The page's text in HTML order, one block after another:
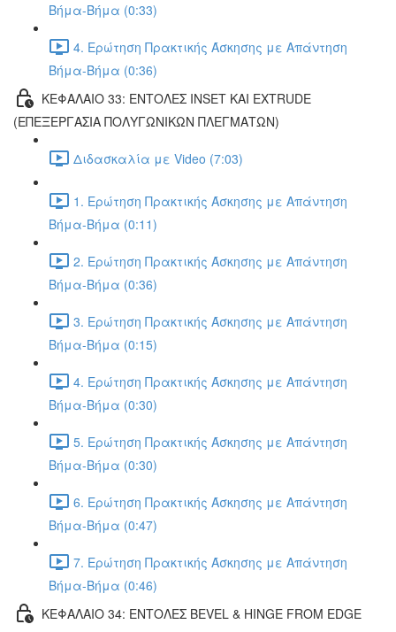
Βήμα-Βήμα (0:33)
4. Ερώτηση Πρακτικής Άσκησης με Απάντηση
Βήμα-Βήμα (0:36)
ΚΕΦΑΛΑΙΟ 33: ΕΝΤΟΛΕΣ INSET ΚΑΙ EXTRUDE
(ΕΠΕΞΕΡΓΑΣΙΑ ΠΟΛΥΓΩΝΙΚΩΝ ΠΛΕΓΜΑΤΩΝ)
Διδασκαλία με Video (7:03)
1. Ερώτηση Πρακτικής Άσκησης με Απάντηση
Βήμα-Βήμα (0:11)
2. Ερώτηση Πρακτικής Άσκησης με Απάντηση
Βήμα-Βήμα (0:36)
3. Ερώτηση Πρακτικής Άσκησης με Απάντηση
Βήμα-Βήμα (0:15)
4. Ερώτηση Πρακτικής Άσκησης με Απάντηση
Βήμα-Βήμα (0:30)
5. Ερώτηση Πρακτικής Άσκησης με Απάντηση
Βήμα-Βήμα (0:30)
6. Ερώτηση Πρακτικής Άσκησης με Απάντηση
Βήμα-Βήμα (0:47)
7. Ερώτηση Πρακτικής Άσκησης με Απάντηση
Βήμα-Βήμα (0:46)
ΚΕΦΑΛΑΙΟ 34: ΕΝΤΟΛΕΣ BEVEL & HINGE FROM EDGE